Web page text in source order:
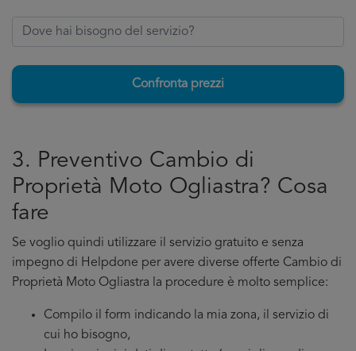
Confronta prezzi
3. Preventivo Cambio di
Proprietà Moto Ogliastra? Cosa
fare
Se voglio quindi utilizzare il servizio gratuito e senza
impegno di Helpdone per avere diverse offerte Cambio di
Proprietà Moto Ogliastra la procedure è molto semplice:
Compilo il form indicando la mia zona, il servizio di
cui ho bisogno,